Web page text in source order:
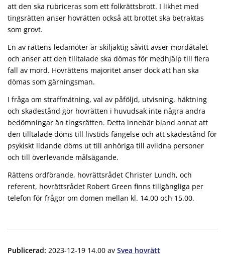
att den ska rubriceras som ett folkrättsbrott. I likhet med
tingsrätten anser hovrätten också att brottet ska betraktas
som grovt.
En av rättens ledamöter är skiljaktig såvitt avser mordåtalet
och anser att den tilltalade ska dömas för medhjälp till flera
fall av mord. Hovrättens majoritet anser dock att han ska
dömas som gärningsman.
I fråga om straffmätning, val av påföljd, utvisning, häktning
och skadestånd gör hovrätten i huvudsak inte några andra
bedömningar än tingsrätten. Detta innebär bland annat att
den tilltalade döms till livstids fängelse och att skadestånd för
psykiskt lidande döms ut till anhöriga till avlidna personer
och till överlevande målsägande.
Rättens ordförande, hovrättsrådet Christer Lundh, och
referent, hovrättsrådet Robert Green finns tillgängliga per
telefon för frågor om domen mellan kl. 14.00 och 15.00.
Publicerad: 2023-12-19 14.00 av Svea hovrätt